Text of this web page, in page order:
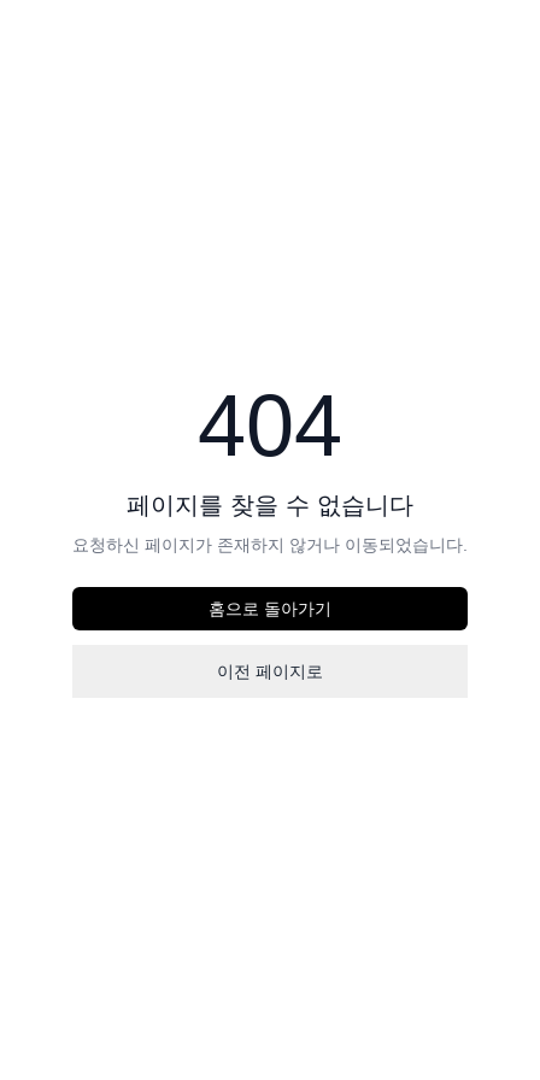
404
페이지를 찾을 수 없습니다
요청하신 페이지가 존재하지 않거나 이동되었습니다.
홈으로 돌아가기
이전 페이지로